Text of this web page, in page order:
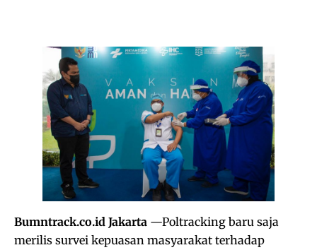
Bumntrack.co.id Jakarta —Poltracking baru saja
merilis survei kepuasan masyarakat terhadap